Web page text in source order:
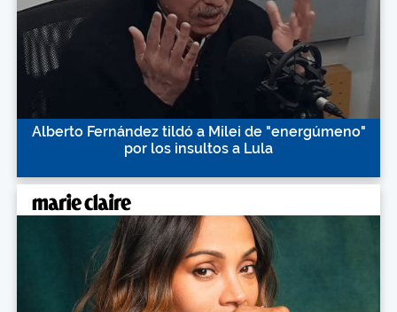
Alberto Fernández tildó a Milei de "energúmeno"
por los insultos a Lula